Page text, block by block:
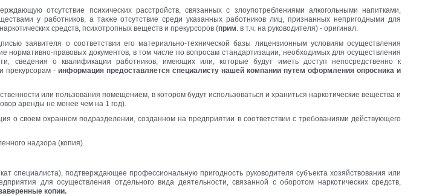
отсутствие психических расстройств, связанных с злоупотреблениями алкогольными напитками,
у работников, а также отсутствие среди указанных работников лиц, признанных непригодными для
средств, психотропных веществ и прекурсоров (прим. в т.ч. на руководителя) - оригинал.
заявителя о соответствии его материально-технической базы лицензионным условиям осуществления
нормативно-правовых документов, в том числе по вопросам стандартизации, необходимых для осуществления
сведения о квалификации работников, имеющих или, которые будут иметь доступ непосредственно к
прекурсорам - информация предоставляется специалисту нашей компании путем оформления опросника и
или пользования помещением, в котором будут использоваться и храниться наркотические вещества и
аренды не менее чем на 1 год).
о своем охранном подразделении, созданном на предприятии в соответствии с требованиями действующего
надзора (копия).
специалиста), подтверждающее профессиональную пригодность руководителя субъекта хозяйствования или
для осуществления отдельного вида деятельности, связанной с оборотом наркотических средств,
копии.